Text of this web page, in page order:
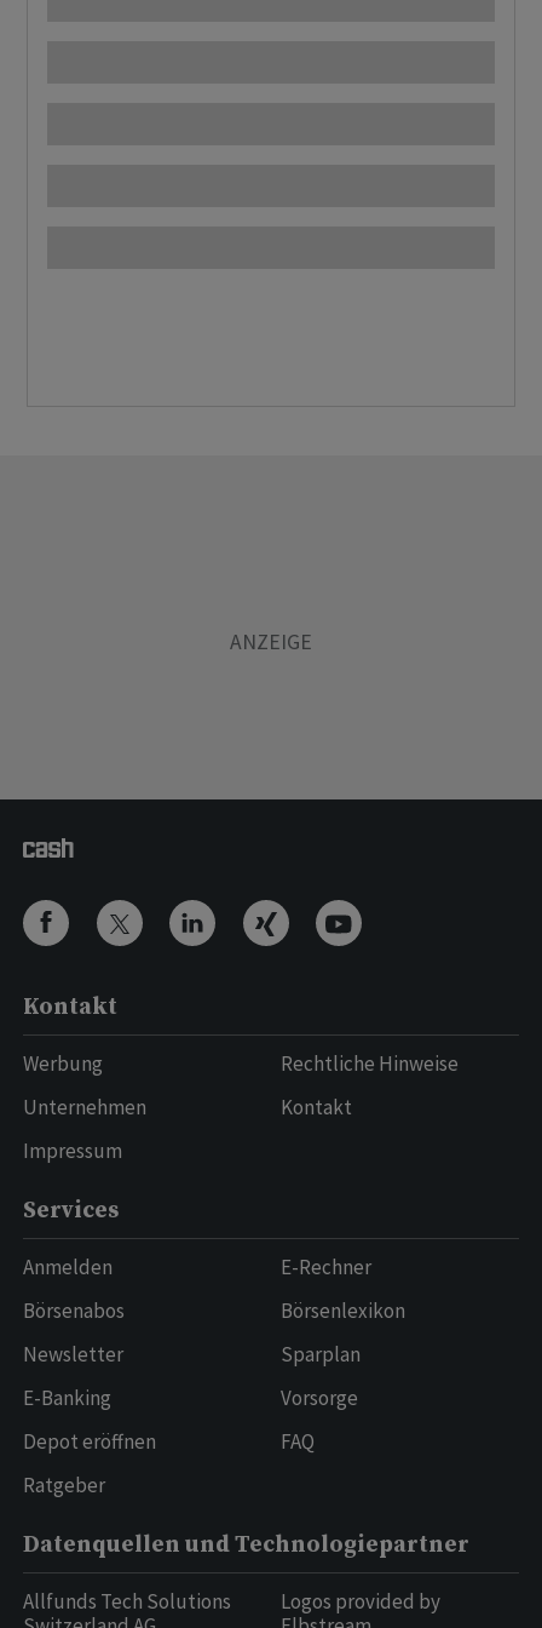
Kontakt
Werbung
Unternehmen
Impressum
Rechtliche Hinweise
Kontakt
Services
Anmelden
Börsenabos
Newsletter
E-Banking
Depot eröffnen
Ratgeber
E-Rechner
Börsenlexikon
Sparplan
Vorsorge
FAQ
Datenquellen und Technologiepartner
Allfunds Tech Solutions
Logos provided by